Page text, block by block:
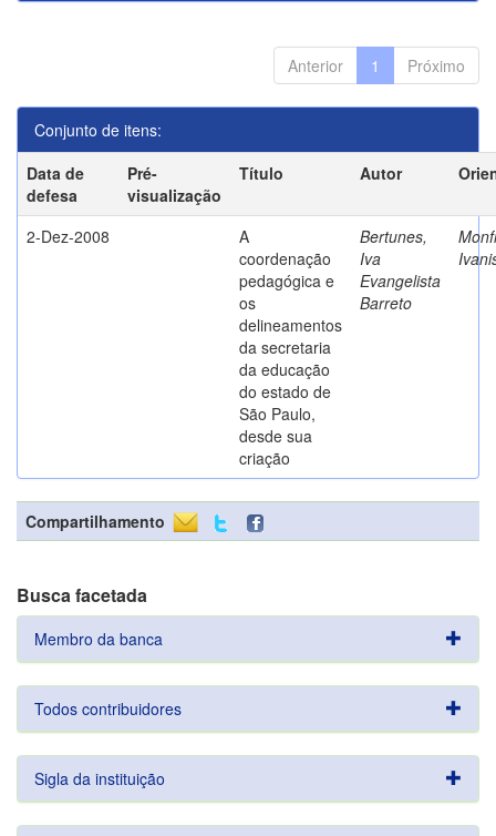
Anterior 1 Próximo
Conjunto de itens:
Data de
defesa
Pré-
visualização
Título Autor
2-Dez-2008
A
coordenação
pedagógica e
os
delineamentos
da secretaria
da educação
do estado de
São Paulo,
desde sua
criação
Bertunes,
Iva
Evangelista
Barreto
Compartilhamento
Busca facetada
Membro da banca
Todos contribuidores
Sigla da instituição